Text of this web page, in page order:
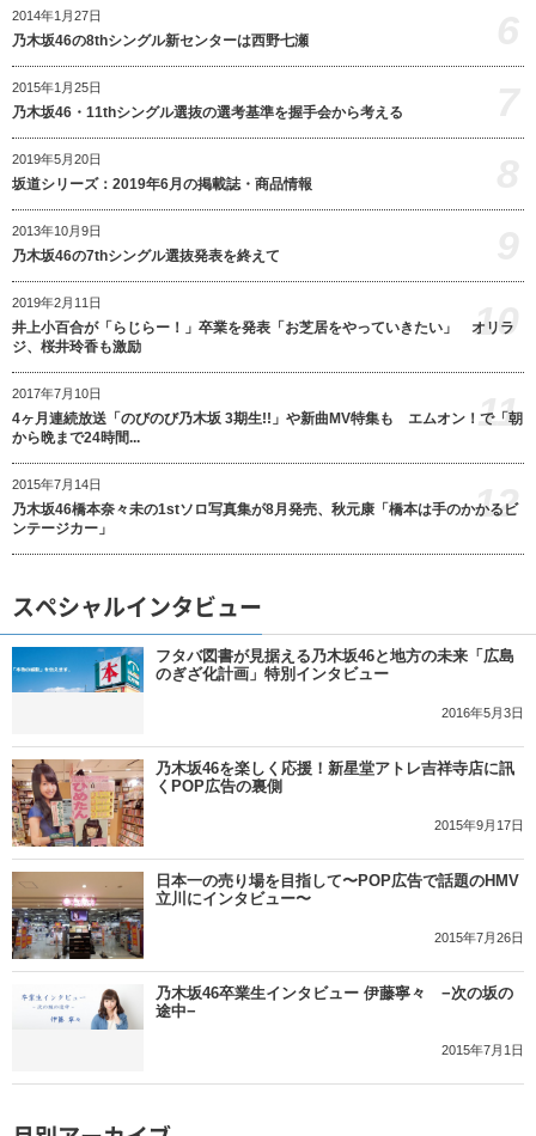
2014年1月27日
乃木坂46の8thシングル新センターは西野七瀬
2015年1月25日
乃木坂46・11thシングル選抜の選考基準を握手会から考える
2019年5月20日
坂道シリーズ：2019年6月の掲載誌・商品情報
2013年10月9日
乃木坂46の7thシングル選抜発表を終えて
2019年2月11日
井上小百合が「らじらー！」卒業を発表「お芝居をやっていきたい」 オリラ
ジ、桜井玲香も激励
10
2017年7月10日
4ヶ月連続放送「のびのび乃木坂 3期生!!」や新曲MV特集も エムオン！で「朝
から晩まで24時間...
11
2015年7月14日
乃木坂46橋本奈々未の1stソロ写真集が8月発売、秋元康「橋本は手のかかるビ
ンテージカー」
12
スペシャルインタビュー
フタバ図書が見据える乃木坂46と地方の未来「広島
のぎざ化計画」特別インタビュー
2016年5月3日
乃木坂46を楽しく応援！新星堂アトレ吉祥寺店に訊
くPOP広告の裏側
2015年9月17日
日本一の売り場を目指して〜POP広告で話題のHMV
立川にインタビュー〜
2015年7月26日
乃木坂46卒業生インタビュー 伊藤寧々 −次の坂の
途中−
2015年7月1日